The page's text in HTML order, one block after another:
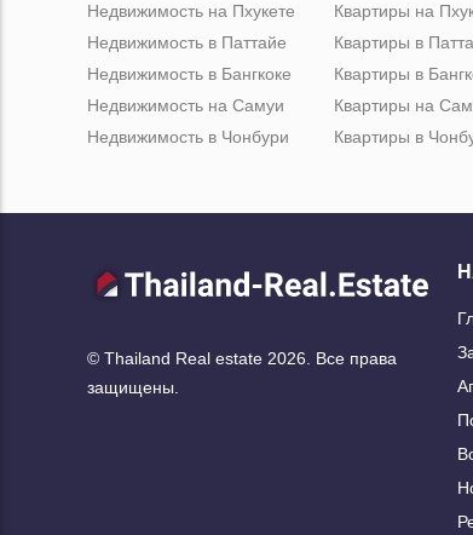
Недвижимость на Пхукете
Недвижимость в Паттайе
Недвижимость в Бангкоке
Недвижимость на Самуи
Недвижимость в Чонбури
Квартиры на
Квартиры в
Квартиры в
Квартиры на
Квартиры в
© Thailand Real estate 2026. Все права
защищены.